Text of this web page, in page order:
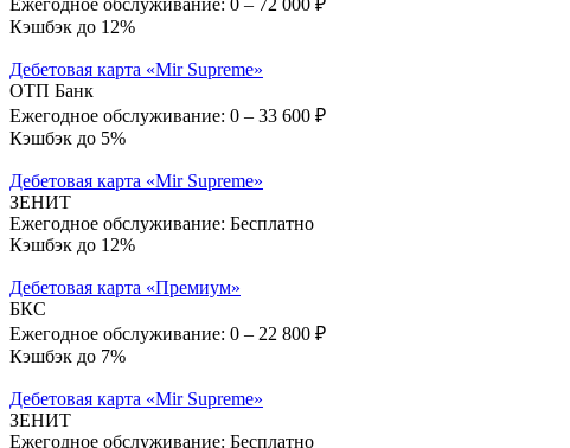
Кэшбэк до 12%
Дебетовая карта «Mir Supreme»
ОТП Банк
Ежегодное обслуживание: 0 – 33 600 ₽
Кэшбэк до 5%
Дебетовая карта «Mir Supreme»
ЗЕНИТ
Ежегодное обслуживание: Бесплатно
Кэшбэк до 12%
Дебетовая карта «Премиум»
БКС
Ежегодное обслуживание: 0 – 22 800 ₽
Кэшбэк до 7%
Дебетовая карта «Mir Supreme»
ЗЕНИТ
Ежегодное обслуживание: Бесплатно